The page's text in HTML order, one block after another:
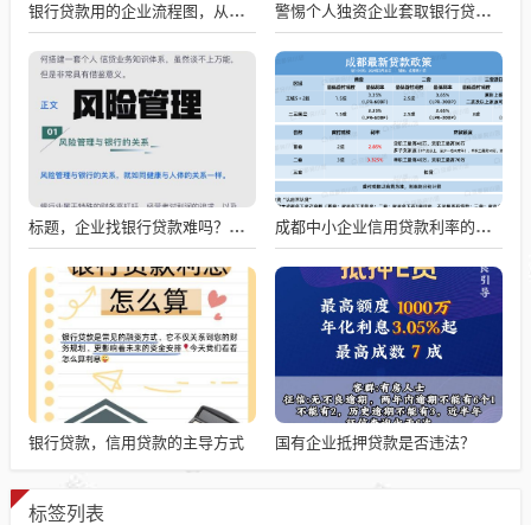
银行贷款用的企业流程图，从申请到放款的全流程解析 警惕个人独资企业套取银行贷款的风险
标题，企业找银行贷款难吗？深度剖析与应对策略 成都中小企业信用贷款利率的影响因素与应对策略
银行贷款，信用贷款的主导方式 国有企业抵押贷款是否违法？
标签列表